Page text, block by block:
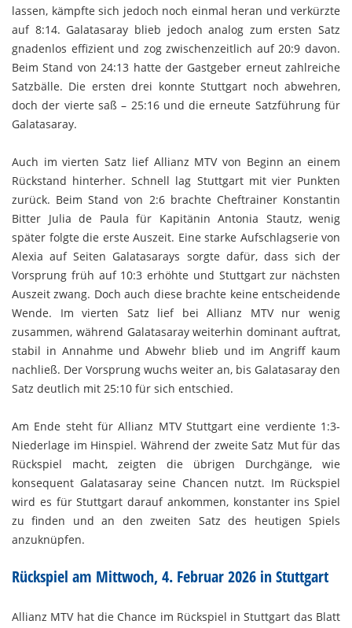
lassen, kämpfte sich jedoch noch einmal heran und verkürzte
auf 8:14. Galatasaray blieb jedoch analog zum ersten Satz
gnadenlos effizient und zog zwischenzeitlich auf 20:9 davon.
Beim Stand von 24:13 hatte der Gastgeber erneut zahlreiche
Satzbälle. Die ersten drei konnte Stuttgart noch abwehren,
doch der vierte saß – 25:16 und die erneute Satzführung für
Galatasaray.
Auch im vierten Satz lief Allianz MTV von Beginn an einem
Rückstand hinterher. Schnell lag Stuttgart mit vier Punkten
zurück. Beim Stand von 2:6 brachte Cheftrainer Konstantin
Bitter Julia de Paula für Kapitänin Antonia Stautz, wenig
später folgte die erste Auszeit. Eine starke Aufschlagserie von
Alexia auf Seiten Galatasarays sorgte dafür, dass sich der
Vorsprung früh auf 10:3 erhöhte und Stuttgart zur nächsten
Auszeit zwang. Doch auch diese brachte keine entscheidende
Wende. Im vierten Satz lief bei Allianz MTV nur wenig
zusammen, während Galatasaray weiterhin dominant auftrat,
stabil in Annahme und Abwehr blieb und im Angriff kaum
nachließ. Der Vorsprung wuchs weiter an, bis Galatasaray den
Satz deutlich mit 25:10 für sich entschied.
Am Ende steht für Allianz MTV Stuttgart eine verdiente 1:3-
Niederlage im Hinspiel. Während der zweite Satz Mut für das
Rückspiel macht, zeigten die übrigen Durchgänge, wie
konsequent Galatasaray seine Chancen nutzt. Im Rückspiel
wird es für Stuttgart darauf ankommen, konstanter ins Spiel
zu finden und an den zweiten Satz des heutigen Spiels
anzuknüpfen.
Rückspiel am Mittwoch, 4. Februar 2026 in Stuttgart
Allianz MTV hat die Chance im Rückspiel in Stuttgart das Blatt